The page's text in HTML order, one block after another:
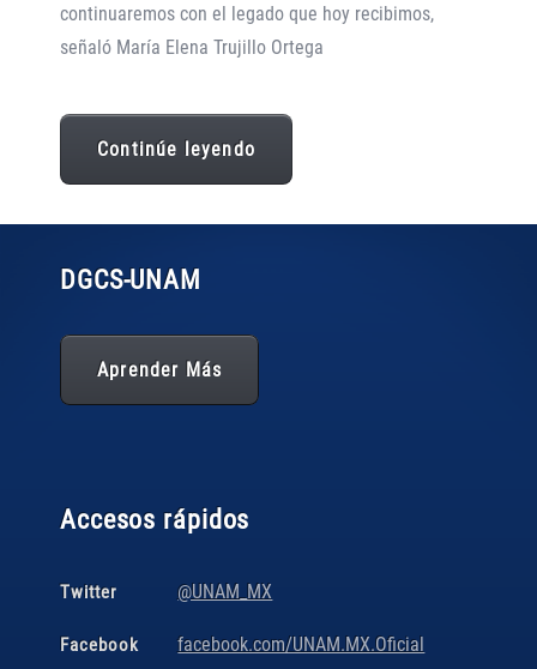
continuaremos con el legado que hoy recibimos,
señaló María Elena Trujillo Ortega
Continúe leyendo
DGCS-UNAM
Aprender Más
Accesos rápidos
Twitter @UNAM_MX
Facebook facebook.com/UNAM.MX.Oficial